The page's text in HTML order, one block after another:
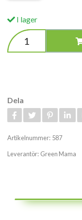
I lager
Dela
Artikelnummer: 587
Leverantör: Green Mama